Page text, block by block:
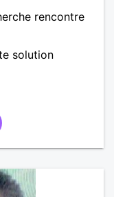
rencontre
solution